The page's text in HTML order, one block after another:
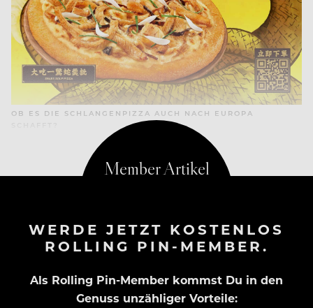
OB ES DIE SCHLANGENPIZZA AUCH NACH EUROPA
WERDE JETZT KOSTENLOS
ROLLING PIN-MEMBER.
Als Rolling Pin-Member kommst Du in den
Genuss unzähliger Vorteile: